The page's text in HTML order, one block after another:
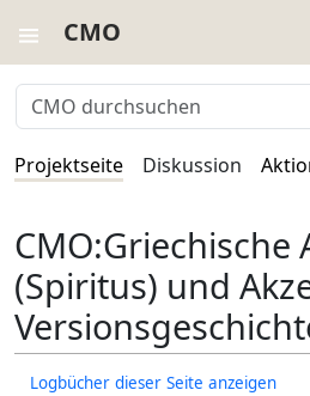
CMO
Projektseite Diskussion
CMO:Griechische
(Spiritus) und
Logbücher dieser Seite anzeigen